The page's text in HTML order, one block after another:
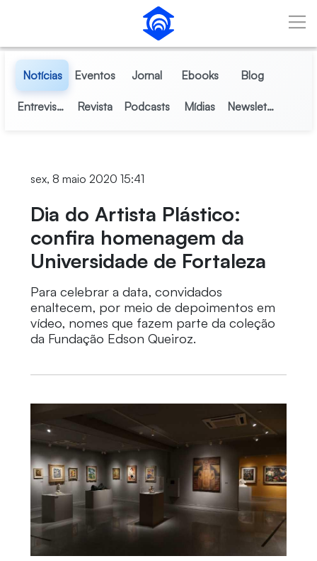
Pular para o Conteúdo principal
Notícias Eventos Jornal Ebooks Blog
Entrevistas Revista Podcasts Mídias Newsletter
sex, 8 maio 2020 15:41
Dia do Artista Plástico:
confira homenagem da
Universidade de Fortaleza
Para celebrar a data, convidados
enaltecem, por meio de depoimentos em
vídeo, nomes que fazem parte da coleção
da Fundação Edson Queiroz.